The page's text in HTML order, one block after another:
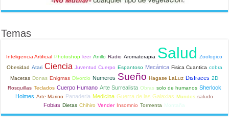
Temas
Inteligencia Artificial Photoshop leer Anillo Radio Aromaterapia Salud Zoologico
Obesidad Atari Ciencia Juventud Cuerpo Espantoso Mecánica Fisica Cuantica cobra
Macetas Donas Enigmas Divorcio Numeros Sueño Hagase LaLuz Disfraces 2D
Rosquillas Teclados Cuerpo Humano Arte Surrealista Obras solo de humanos Sherlock
Holmes Arte Marino Panaderia Medicina Guerra de las Galaxias Mundos saludo
Fobias Dietas Chihiro Vender Insomnio Tormenta Montaña